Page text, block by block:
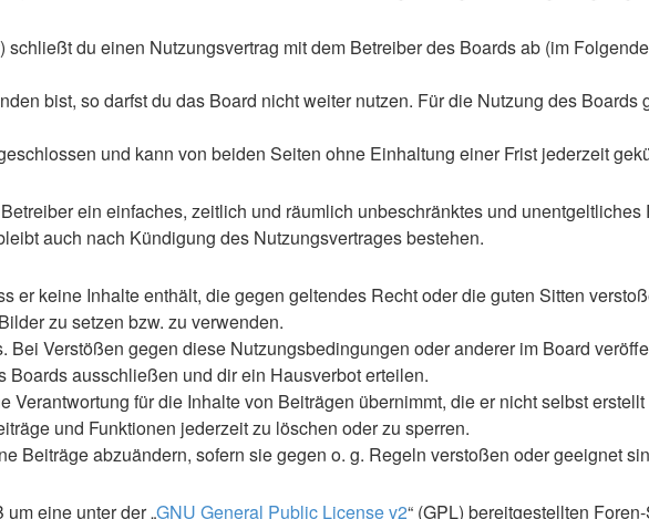
schließt du einen Nutzungsvertrag mit dem Betreiber des Boards ab (im
bist, so darfst du das Board nicht weiter nutzen. Für die Nutzung des
und kann von beiden Seiten ohne Einhaltung einer Frist jederzeit
ein einfaches, zeitlich und räumlich unbeschränktes und
auch nach Kündigung des Nutzungsvertrages bestehen.
er keine Inhalte enthält, die gegen geltendes Recht oder die guten Sitten
zu setzen bzw. zu verwenden.
Bei Verstößen gegen diese Nutzungsbedingungen oder anderer im Board
ausschließen und dir ein Hausverbot erteilen.
Verantwortung für die Inhalte von Beiträgen übernimmt, die er nicht selbst
und Funktionen jederzeit zu löschen oder zu sperren.
Beiträge abzuändern, sofern sie gegen o. g. Regeln verstoßen oder geeignet
eine unter der „GNU General Public License v2“ (GPL) bereitgestellten